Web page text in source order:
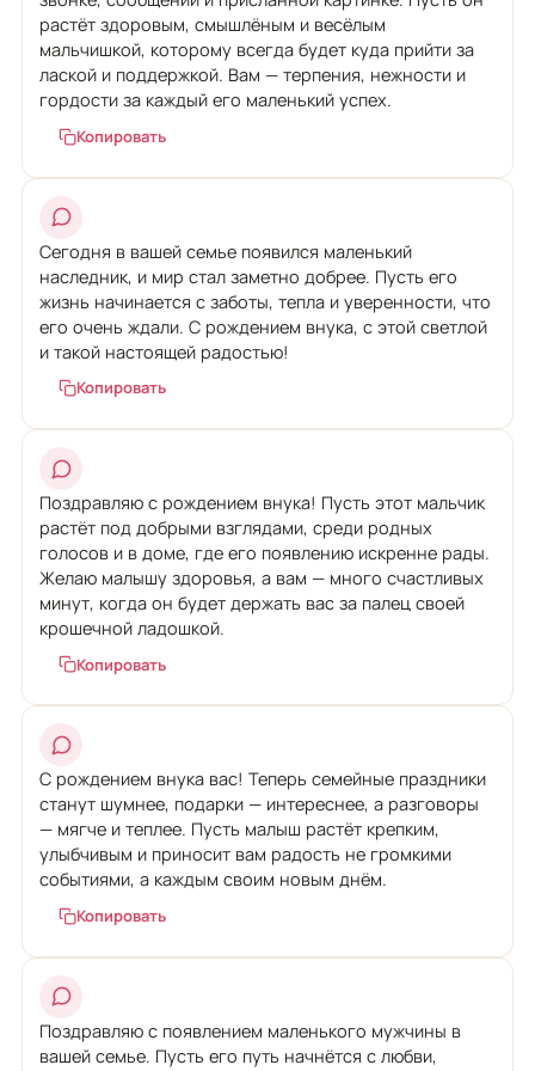
растёт здоровым, смышлёным и весёлым
мальчишкой, которому всегда будет куда прийти за
лаской и поддержкой. Вам — терпения, нежности и
гордости за каждый его маленький успех.
Копировать
Сегодня в вашей семье появился маленький
наследник, и мир стал заметно добрее. Пусть его
жизнь начинается с заботы, тепла и уверенности, что
его очень ждали. С рождением внука, с этой светлой
и такой настоящей радостью!
Копировать
Поздравляю с рождением внука! Пусть этот мальчик
растёт под добрыми взглядами, среди родных
голосов и в доме, где его появлению искренне рады.
Желаю малышу здоровья, а вам — много счастливых
минут, когда он будет держать вас за палец своей
крошечной ладошкой.
Копировать
С рождением внука вас! Теперь семейные праздники
станут шумнее, подарки — интереснее, а разговоры
— мягче и теплее. Пусть малыш растёт крепким,
улыбчивым и приносит вам радость не громкими
событиями, а каждым своим новым днём.
Копировать
Поздравляю с появлением маленького мужчины в
вашей семье. Пусть его путь начнётся с любви,